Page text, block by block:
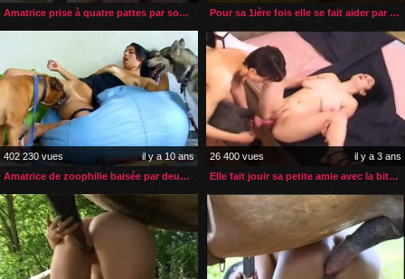
Amatrice prise à quatre pattes par son chien
Pour sa 1ière fois elle se fait aider par sa copine zoophile
402 230 vues
il y a 10 ans
Amatrice de zoophilie baisée par deux chiens
26 400 vues
il y a 3 ans
Elle fait jouir sa petite amie avec la bite de son chien